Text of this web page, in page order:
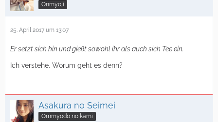
Onmyoji
25. April 2017 um 13:07
Er setzt sich hin und gießt sowohl ihr als auch sich Tee ein.
Ich verstehe. Worum geht es denn?
Asakura no Seimei
Ommyodo no kami